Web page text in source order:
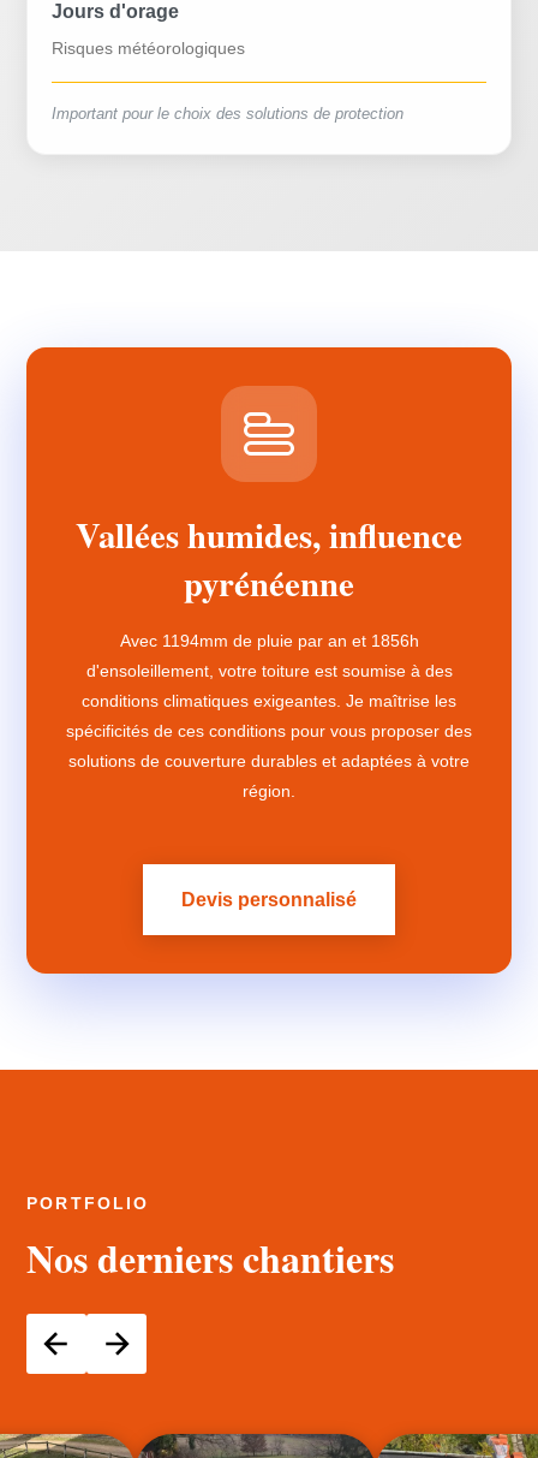
Jours d'orage
Risques météorologiques
Important pour le choix des solutions de protection
Vallées humides, influence
pyrénéenne
Avec 1194mm de pluie par an et 1856h
d'ensoleillement, votre toiture est soumise à des
conditions climatiques exigeantes. Je maîtrise les
spécificités de ces conditions pour vous proposer des
solutions de couverture durables et adaptées à votre
région.
Devis personnalisé
PORTFOLIO
Nos derniers chantiers